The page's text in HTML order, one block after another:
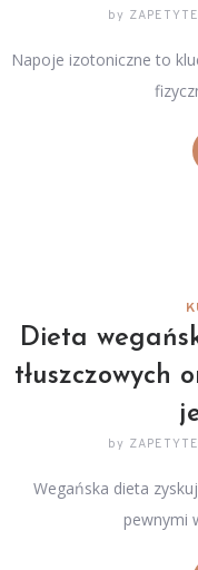
by
Napoje izotoniczne to
Dieta
tłuszczowych
by
Wegańska dieta
pewnymi